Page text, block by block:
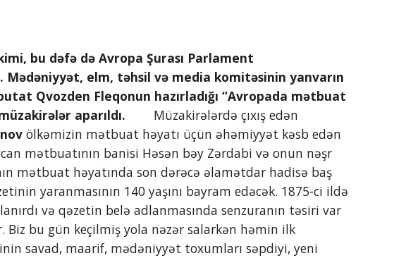
Mədəniyyət, elm, təhsil və media komitəsinin yanvarın
Qvozden Fleqonun hazırladığı “Avropada mətbuat
aparıldı.
        Müzakirələrdə çıxış edən
ölkəmizin mətbuat həyatı üçün əhəmiyyət kəsb edən
mətbuatının banisi Həsən bəy Zərdabi və onun nəşr
mətbuat həyatında son dərəcə əlamətdar hadisə baş
yaranmasının 140 yaşını bayram edəcək. 1875-ci ildə
və qəzetin belə adlanmasında senzuranın təsiri var
Biz bu gün keçilmiş yola nəzər salarkən həmin ilk
savad, maarif, mədəniyyət toxumları səpdiyi, yeni